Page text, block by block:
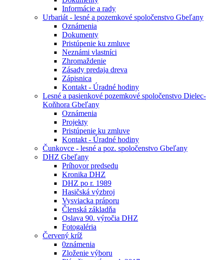
Informácie a rady
Urbariát - lesné a pozemkové spoločenstvo Gbeľany
Oznámenia
Dokumenty
Pristúpenie ku zmluve
Neznámi vlastníci
Zhromaždenie
Zásady predaja dreva
Zápisnica
Kontakt - Úradné hodiny
Lesné a pasienkové pozemkové spoločenstvo Dielec-
Koňhora Gbeľany
Oznámenia
Projekty
Pristúpenie ku zmluve
Kontakt - Úradné hodiny
Čunkovce - lesné a poz. spoločenstvo Gbeľany
DHZ Gbeľany
Príhovor predsedu
Kronika DHZ
DHZ po r. 1989
Hasičská výzbroj
Vysviacka práporu
Členská základňa
Oslava 90. výročia DHZ
Fotogaléria
Červený kríž
0známenia
Zloženie výboru